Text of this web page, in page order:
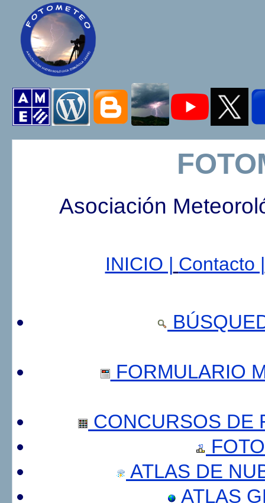
Asociación
INICIO | Contacto |
FORMULARIO
CONCURSOS DE
ATLAS DE
ATLAS